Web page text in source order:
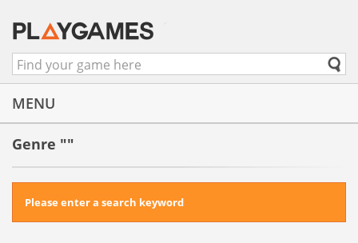
MENU
Genre ""
Please enter a search keyword